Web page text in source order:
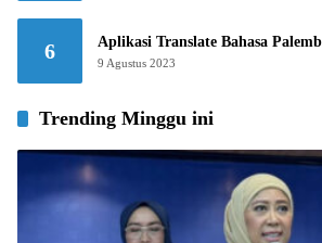
6 Aplikasi Translate Bahasa
9 Agustus 2023
Trending Minggu ini